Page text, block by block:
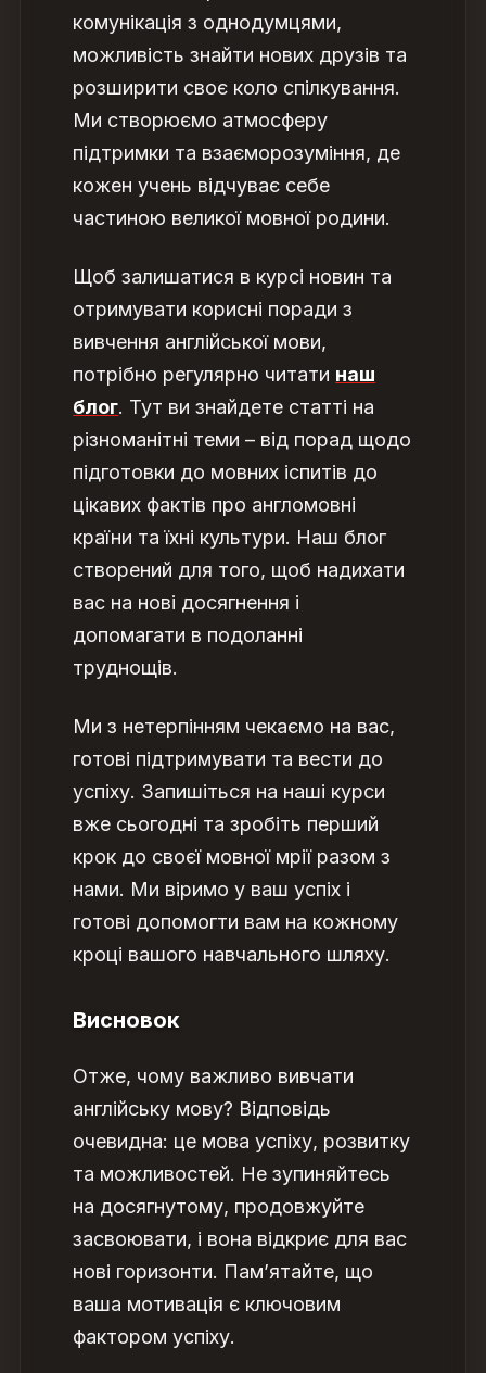
комунікація з однодумцями,
можливість знайти нових друзів та
розширити своє коло спілкування.
Ми створюємо атмосферу
підтримки та взаєморозуміння, де
кожен учень відчуває себе
частиною великої мовної родини.
Щоб залишатися в курсі новин та
отримувати корисні поради з
вивчення англійської мови,
потрібно регулярно читати наш
блог. Тут ви знайдете статті на
різноманітні теми – від порад щодо
підготовки до мовних іспитів до
цікавих фактів про англомовні
країни та їхні культури. Наш блог
створений для того, щоб надихати
вас на нові досягнення і
допомагати в подоланні
труднощів.
Ми з нетерпінням чекаємо на вас,
готові підтримувати та вести до
успіху. Запишіться на наші курси
вже сьогодні та зробіть перший
крок до своєї мовної мрії разом з
нами. Ми віримо у ваш успіх і
готові допомогти вам на кожному
кроці вашого навчального шляху.
Висновок
Отже, чому важливо вивчати
англійську мову? Відповідь
очевидна: це мова успіху, розвитку
та можливостей. Не зупиняйтесь
на досягнутому, продовжуйте
засвоювати, і вона відкриє для вас
нові горизонти. Пам’ятайте, що
ваша мотивація є ключовим
фактором успіху.